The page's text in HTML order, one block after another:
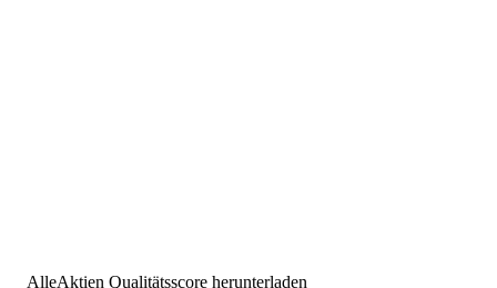
AlleAktien Qualitätsscore herunterladen